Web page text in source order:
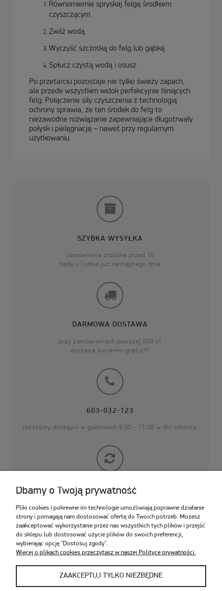
Równomiernie spryskaj felgę środkiem
czyszczącym.
Zwilż wodą.
Wyczyść szczotką do felg lub gąbką.
Spłucz czystą wodą i osusz.
Po przetarciu pozostaje nie tylko świeży zapach,
ale przede wszystkim widok perfekcyjnie lśniących
felg. Połączenie siły czyszczenia z technologią
ochrony sprawia, że ten środek do felg to
niezawodne rozwiązanie zapewniające długotrwały
połysk i pielęgnację – nawet przy regularnym
użytkowaniu.
SZYBKA WYSYŁKA
zamówienia złożone przed 10
będą u Ciebie już następnego dnia
DARMOWA DOSTAWA
przy zamówieniach powyżej 600 zł
dostawa kurierem gratis!!!
603-032-123
Jesteśmy dostępni w godzinach 9:00 - 17:00 w dni robocze.
14 DNI NA ZWROT
zamówione produkty możesz zwrócić
do 14 dni od daty zakupu
POMOC
MOJE KONTO
Dbamy o Twoją prywatność
Pliki cookies i pokrewne im technologie umożliwiają poprawne działanie
strony i pomagają nam dostosować ofertę do Twoich potrzeb. Możesz
zaakceptować wykorzystanie przez nas wszystkich tych plików i przejść
do sklepu lub dostosować użycie plików do swoich preferencji,
wybierając opcję "Dostosuj zgody".
Więcej o plikach cookies przeczytasz w naszej Polityce prywatności.
ZAAKCEPTUJ TYLKO NIEZBĘDNE